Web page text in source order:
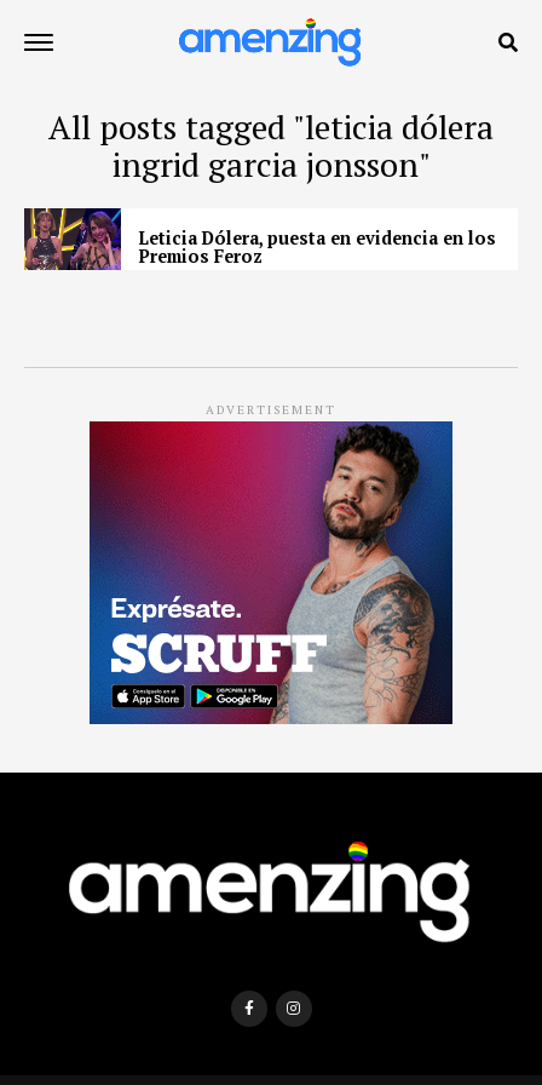
All posts tagged "leticia dólera
ingrid garcia jonsson"
Leticia Dólera, puesta en evidencia en los
Premios Feroz
ADVERTISEMENT